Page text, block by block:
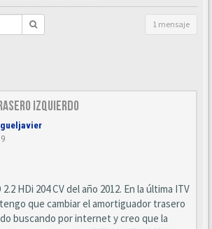
1 mensaje
izquierdo
HDi 204 CV del año 2012. En la última ITV
que cambiar el amortiguador trasero
buscando por internet y creo que la